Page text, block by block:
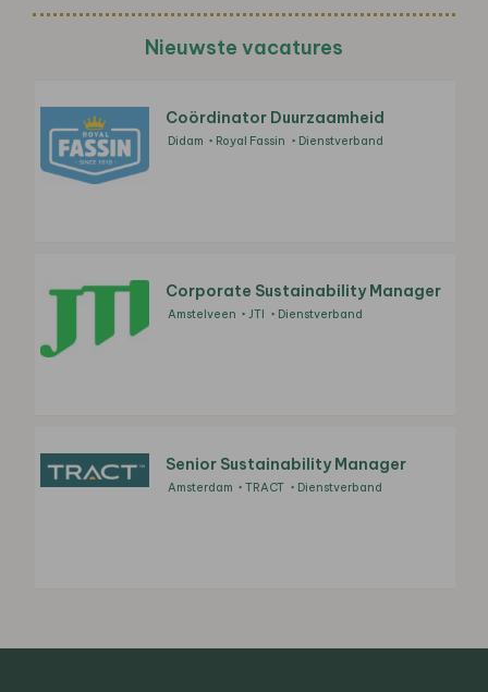
Nieuwste vacatures
Coördinator Duurzaamheid
Didam Royal Fassin Dienstverband
Corporate Sustainability Manager
Amstelveen JTI Dienstverband
Senior Sustainability Manager
Amsterdam TRACT Dienstverband